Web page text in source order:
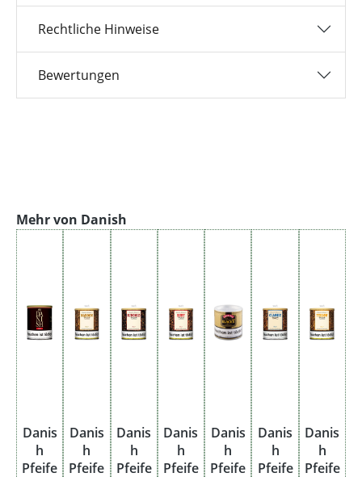
Rechtliche Hinweise
Bewertungen
Produktgalerie überspringen
Mehr von Danish
Danis
h
Pfeife
Danis
h
Pfeife
Danis
h
Pfeife
Danis
h
Pfeife
Danis
h
Pfeife
Danis
h
Pfeife
Danis
h
Pfeife